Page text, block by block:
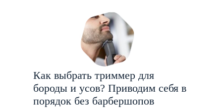
Как выбрать триммер для
бороды и усов? Приводим себя в
порядок без барбершопов